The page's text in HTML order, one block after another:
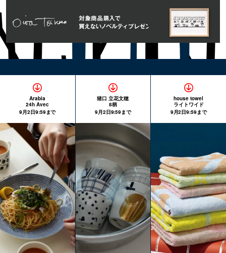
Arabia
24h Avec
9月2日9:59まで
猪口 立花文穂
8柄
9月2日9:59まで
house towel
ライトワイド
9月2日9:59まで